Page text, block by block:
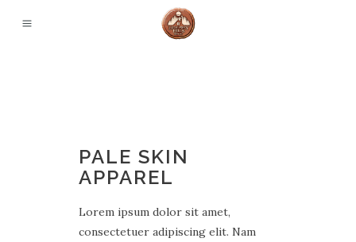
PALE SKIN
APPAREL
Lorem ipsum dolor sit amet,
consectetuer adipiscing elit. Nam